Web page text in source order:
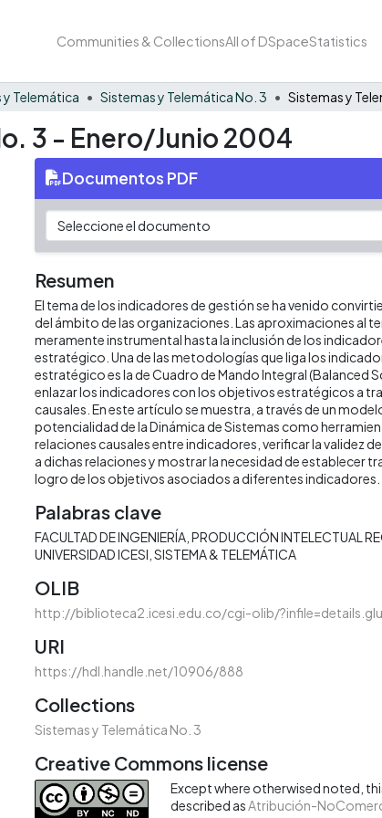
Communities & CollectionsAll of DSpaceStatistics
y Telemática Sistemas y Telemática No. 3
3 - Enero/Junio 2004
Documentos PDF
Resumen
El tema de los indicadores de gestión se ha venido
del ámbito de las organizaciones. Las aproximaciones al
meramente instrumental hasta la inclusión de los
estratégico. Una de las metodologías que liga los
estratégico es la de Cuadro de Mando Integral (Balanced
enlazar los indicadores con los objetivos estratégicos a
causales. En este artículo se muestra, a través de un
potencialidad de la Dinámica de Sistemas como
relaciones causales entre indicadores, verificar la validez
a dichas relaciones y mostrar la necesidad de establecer
logro de los objetivos asociados a diferentes indicadores.
Palabras clave
FACULTAD DE INGENIERÍA PRODUCCIÓN INTELECTUAL
UNIVERSIDAD ICESI SISTEMA & TELEMÁTICA
OLIB
http://biblioteca2.icesi.edu.co/cgi-olib/
URI
https://hdl.handle.net/10906/888
Collections
Sistemas y Telemática No. 3
Creative Commons license
Except where otherwised noted,
described as Atribución-